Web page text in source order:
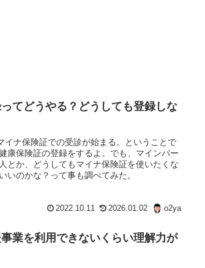
てどうやる？どうしても登録しな
イナ保険証での受診が始まる。ということで
康保険証の登録をするよ。でも、マインバー
とか、どうしてもマイナ保険証を使いたくな
いのかな？って事も調べてみた。
2022.10.11 2026.01.02 o2ya
業を利用できないくらい理解力が